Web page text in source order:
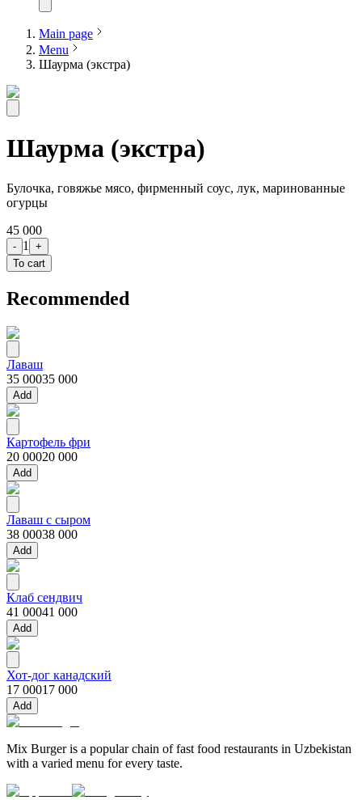
Main page
Menu
Шаурма (экстра)
Шаурма (экстра)
Булочка, говяжье мясо, фирменный соус, лук, маринованные
огурцы
45 000
- 1
+
To cart
Recommended
Лаваш
35 00035 000
Add
Картофель фри
20 00020 000
Add
Лаваш с сыром
38 00038 000
Add
Клаб сендвич
41 00041 000
Add
Хот-дог канадский
17 00017 000
Add
Mix Burger is a popular chain of fast food restaurants in Uzbekistan
with a varied menu for every taste.